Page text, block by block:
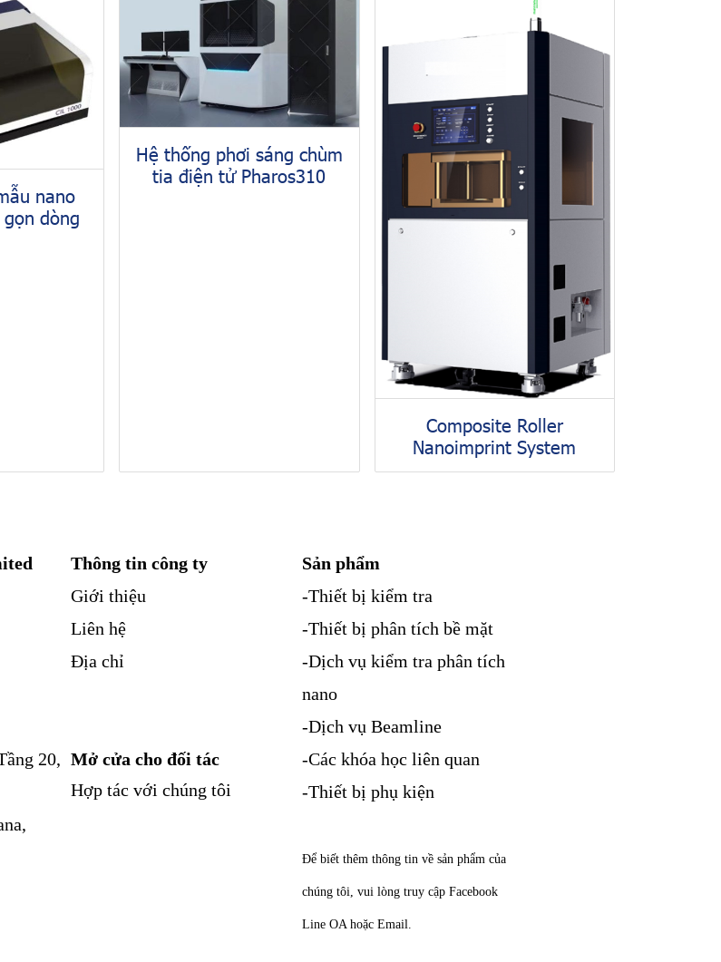
nano
dòng
Hệ thống phơi sáng chùm
tia điện tử Pharos310
Composite Roller
Nanoimprint System
20,
Thông tin công ty
Giới thiệu
Liên hệ
Địa chỉ
Mở cửa cho đối tác
Hợp tác với chúng tôi
Sản phẩm
-Thiết bị kiểm tra
-Thiết bị phân tích bề mặt
-Dịch vụ kiểm tra phân tích
nano
-Dịch vụ Beamline
-Các khóa học liên quan
-Thiết bị phụ kiện
Để biết thêm thông tin về sản phẩm của
chúng tôi, vui lòng truy cập Facebook
Line OA hoặc Email.